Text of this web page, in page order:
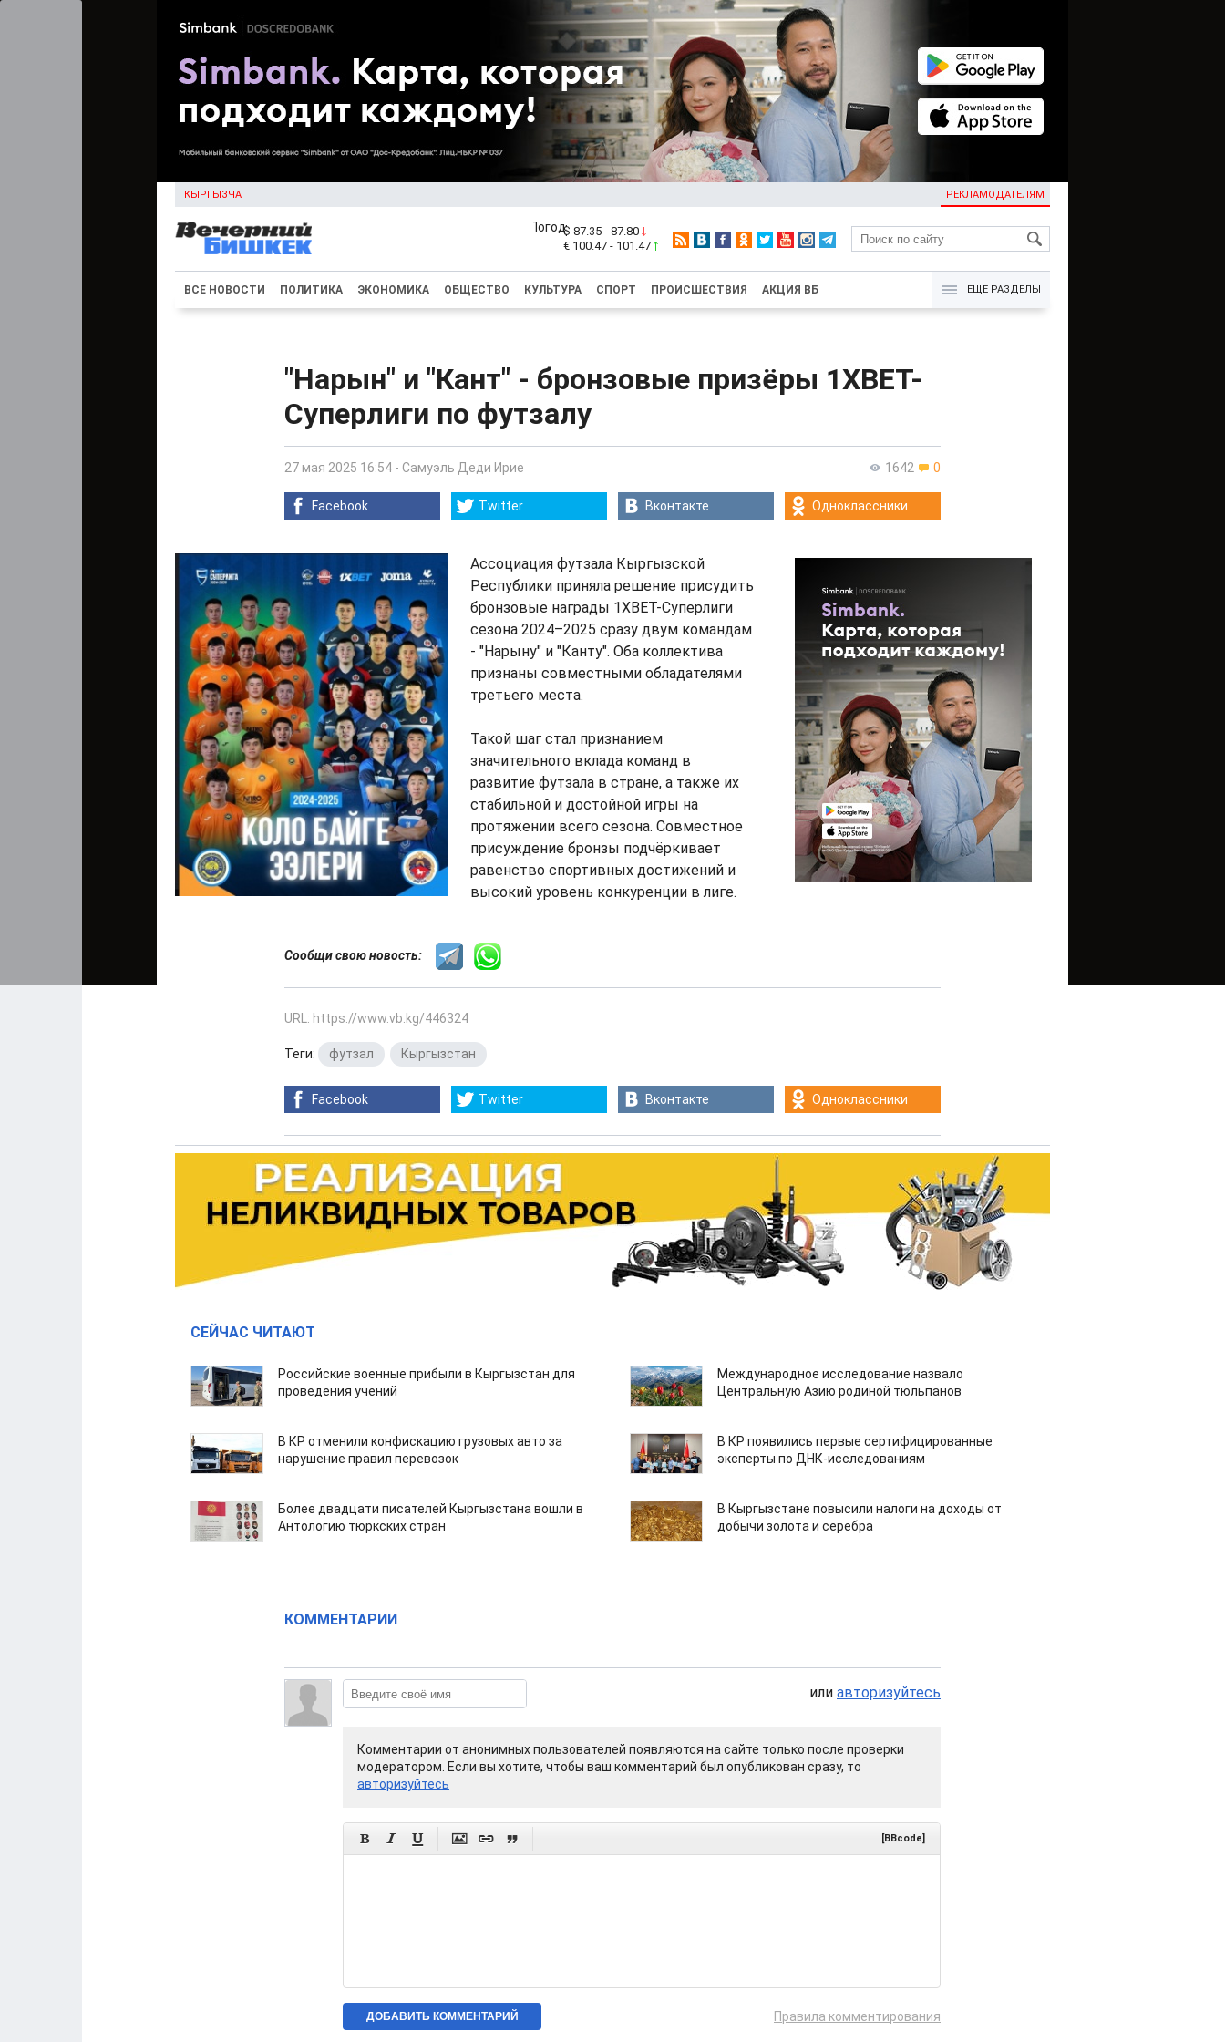
КЫРГЫЗЧА РЕКЛАМОДАТЕЛЯМ
KG
$ 87.35 - 87.80
€ 100.47 - 101.47
ВСЕ НОВОСТИ ПОЛИТИКА ЭКОНОМИКА ОБЩЕСТВО КУЛЬТУРА СПОРТ ПРОИСШЕСТВИЯ АКЦИЯ ВБ ЕЩЁ РАЗДЕЛЫ
"Нарын" и "Кант" - бронзовые призёры 1XBET-
Суперлиги по футзалу
1642 0
27 мая 2025 16:54 - Самуэль Деди Ирие
Facebook Twitter Вконтакте Одноклассники
Ассоциация футзала Кыргызской
Республики приняла решение присудить
бронзовые награды 1XBET-Суперлиги
сезона 2024–2025 сразу двум командам
- "Нарыну" и "Канту". Оба коллектива
признаны совместными обладателями
третьего места.
Такой шаг стал признанием
значительного вклада команд в
развитие футзала в стране, а также их
стабильной и достойной игры на
протяжении всего сезона. Совместное
присуждение бронзы подчёркивает
равенство спортивных достижений и
высокий уровень конкуренции в лиге.
Сообщи свою новость:
URL: https://www.vb.kg/446324
Теги: футзал Кыргызстан
Facebook Twitter Вконтакте Одноклассники
СЕЙЧАС ЧИТАЮТ
Российские военные прибыли в Кыргызстан для
проведения учений
Международное исследование назвало
Центральную Азию родиной тюльпанов
В КР отменили конфискацию грузовых авто за
нарушение правил перевозок
В КР появились первые сертифицированные
эксперты по ДНК-исследованиям
Более двадцати писателей Кыргызстана вошли в
Антологию тюркских стран
В Кыргызстане повысили налоги на доходы от
добычи золота и серебра
КОММЕНТАРИИ
или авторизуйтесь
Комментарии от анонимных пользователей появляются на сайте только после проверки
модератором. Если вы хотите, чтобы ваш комментарий был опубликован сразу, то
авторизуйтесь
      [BBcode]
Правила комментирования